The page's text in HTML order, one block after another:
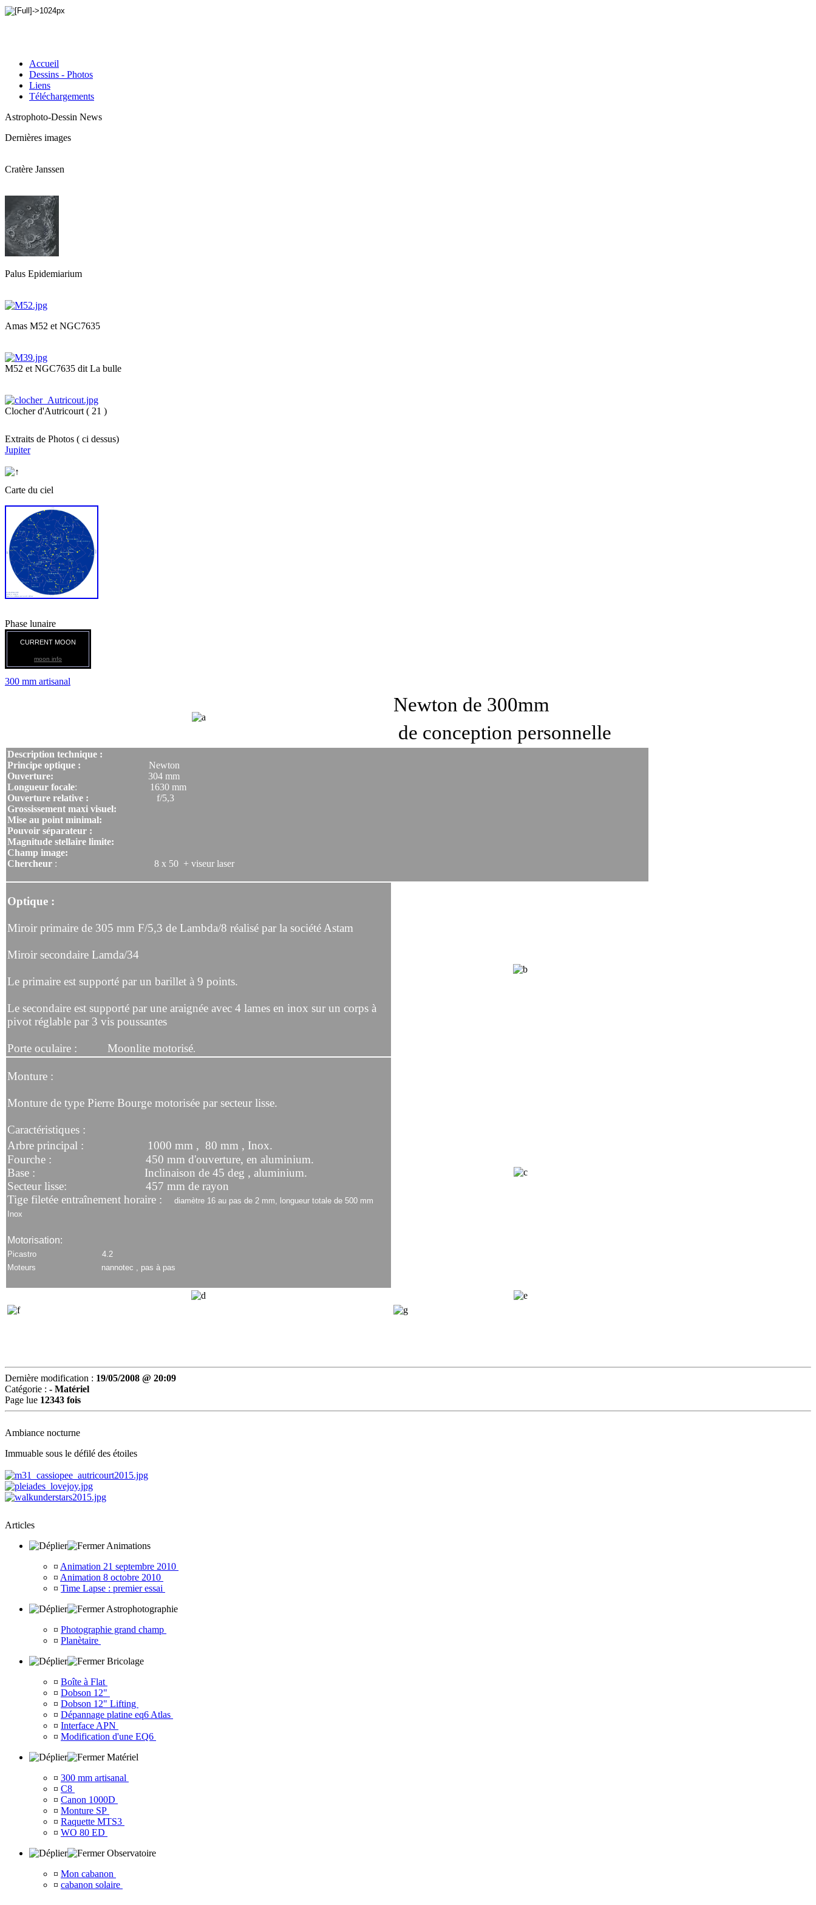
Accueil
Dessins - Photos
Liens
Téléchargements
Astrophoto-Dessin News
Dernières images
Cratère Janssen
Palus Epidemiarium
Amas M52 et NGC7635
M52 et NGC7635 dit La bulle
Clocher d'Autricourt ( 21 )
Extraits de Photos ( ci dessus)
Jupiter
Carte du ciel
Phase lunaire
CURRENT MOON
moon info
300 mm artisanal
Newton de 300mm
de conception personnelle
Description technique :
Principe optique : Newton
Ouverture: 304 mm
Longueur focale: 1630 mm
Ouverture relative : f/5,3
Grossissement maxi visuel:
Mise au point minimal:
Pouvoir séparateur :
Magnitude stellaire limite:
Champ image:
Chercheur : 8 x 50 + viseur laser
Optique :
Miroir primaire de 305 mm F/5,3 de Lambda/8 réalisé par la société Astam
Miroir secondaire Lamda/34
Le primaire est supporté par un barillet à 9 points.
Le secondaire est supporté par une araignée avec 4 lames en inox sur un corps à
pivot réglable par 3 vis poussantes
Porte oculaire : Moonlite motorisé.
Monture :
Monture de type Pierre Bourge motorisée par secteur lisse.
Caractéristiques :
Arbre principal : 1000 mm , 80 mm , Inox.
Fourche : 450 mm d'ouverture, en aluminium.
Base : Inclinaison de 45 deg , aluminium.
Secteur lisse: 457 mm de rayon
Tige filetée entraînement horaire :
diamètre 16 au pas de 2 mm, longueur totale de 500 mm
Inox
Motorisation:
Picastro 4.2
Moteurs nannotec , pas à pas
Dernière modification : 19/05/2008 @ 20:09
Catégorie : - Matériel
Page lue 12343 fois
Ambiance nocturne
Immuable sous le défilé des étoiles
Articles
Animations
¤ Animation 21 septembre 2010
¤ Animation 8 octobre 2010
¤ Time Lapse : premier essai
Astrophotographie
¤ Photographie grand champ
¤ Planètaire
Bricolage
¤ Boîte à Flat
¤ Dobson 12"
¤ Dobson 12" Lifting
¤ Dépannage platine eq6 Atlas
¤ Interface APN
¤ Modification d'une EQ6
Matériel
¤ 300 mm artisanal
¤ C8
¤ Canon 1000D
¤ Monture SP
¤ Raquette MTS3
¤ WO 80 ED
Observatoire
¤ Mon cabanon
¤ cabanon solaire